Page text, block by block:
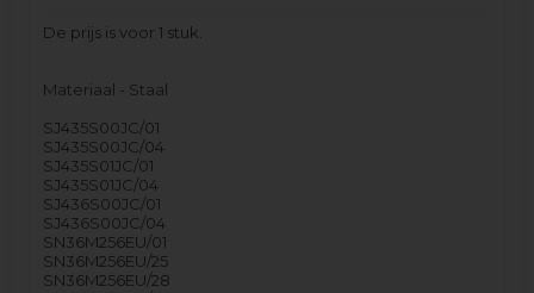
De prijs is voor 1 stuk.
Materiaal - Staal
SJ435S00JC/01
SJ435S00JC/04
SJ435S01JC/01
SJ435S01JC/04
SJ436S00JC/01
SJ436S00JC/04
SN36M256EU/01
SN36M256EU/25
SN36M256EU/28